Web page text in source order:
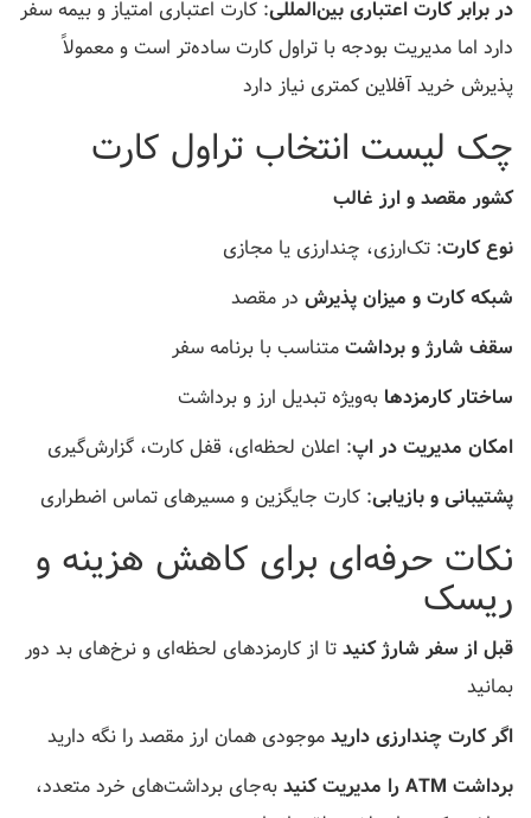
در برابر کارت اعتباری بین‌المللی: کارت اعتباری امتیاز و بیمه سفر
دارد اما مدیریت بودجه با تراول کارت ساده‌تر است و معمولاً
پذیرش خرید آفلاین کمتری نیاز دارد
چک لیست انتخاب تراول کارت
کشور مقصد و ارز غالب
نوع کارت: تک‌ارزی، چندارزی یا مجازی
شبکه کارت و میزان پذیرش در مقصد
سقف شارژ و برداشتمتناسب با برنامه سفر
ساختار کارمزدها به‌ویژه تبدیل ارز و برداشت
امکان مدیریت در اپ: اعلان لحظه‌ای، قفل کارت، گزارش‌گیری
پشتیبانی و بازیابی: کارت جایگزین و مسیرهای تماس اضطراری
نکات حرفه‌ای برای کاهش هزینه و
ریسک
قبل از سفر شارژ کنیدتا از کارمزدهای لحظه‌ای و نرخ‌های بد دور
بمانید
اگر کارت چندارزی داریدموجودی همان ارز مقصد را نگه دارید
برداشت ATM را مدیریت کنید
به‌جای برداشت‌های خرد متعدد،